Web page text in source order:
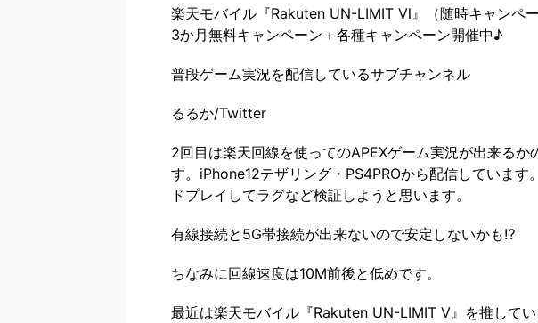
楽天モバイル『Rakuten UN-LIMIT Ⅵ』（随時キャンペー
3か月無料キャンペーン＋各種キャンペーン開催中♪
普段ゲーム実況を配信しているサブチャンネル
るるか/Twitter
2回目は楽天回線を使ってのAPEXゲーム実況が出来る
す。iPhone12テザリング・PS4PROから配信しています
ドプレイしてラグなど検証しようと思います。
有線接続と5G帯接続が出来ないので安定しないかも⁉
ちなみに回線速度は10M前後と低めです。
最近は楽天モバイル『Rakuten UN-LIMIT V』を推して